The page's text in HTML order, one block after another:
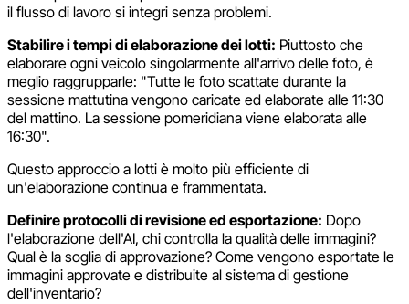
il flusso di lavoro si integri senza problemi.
Stabilire i tempi di elaborazione dei lotti: Piuttosto che
elaborare ogni veicolo singolarmente all'arrivo delle foto, è
meglio raggrupparle: "Tutte le foto scattate durante la
sessione mattutina vengono caricate ed elaborate alle 11:30
del mattino. La sessione pomeridiana viene elaborata alle
16:30".
Questo approccio a lotti è molto più efficiente di
un'elaborazione continua e frammentata.
Definire protocolli di revisione ed esportazione: Dopo
l'elaborazione dell'AI, chi controlla la qualità delle immagini?
Qual è la soglia di approvazione? Come vengono esportate le
immagini approvate e distribuite al sistema di gestione
dell'inventario?